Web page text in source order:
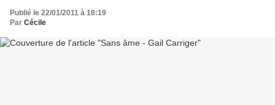
Publié le 22/01/2011 à 18:19
Par Cécile